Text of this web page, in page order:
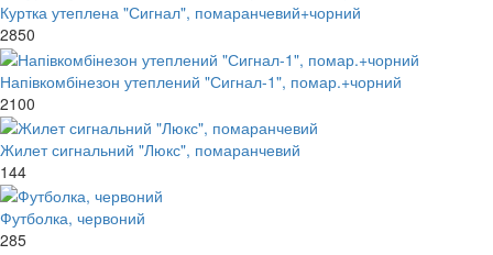
Куртка утеплена "Сигнал", помаранчевий+чорний
2850
Напівкомбінезон утеплений "Сигнал-1", помар.+чорний
2100
Жилет сигнальний "Люкс", помаранчевий
144
Футболка, червоний
285